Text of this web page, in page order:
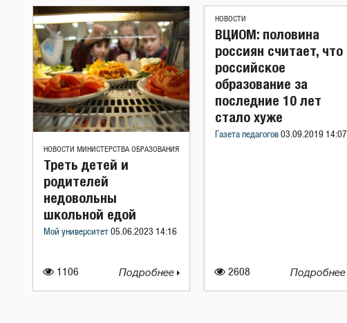
НОВОСТИ МИНИСТЕРСТВА ОБРАЗОВАНИЯ
1106
Треть детей и
родителей
недовольны
школьной едой
Мой университет 05.06.2023 14:16
Подробнее
НОВОСТИ
2608
ВЦИОМ: половина
россиян считает, что
российское
образование за
последние 10 лет
стало хуже
Газета педагогов 03.09.2019 14:07
Подробнее